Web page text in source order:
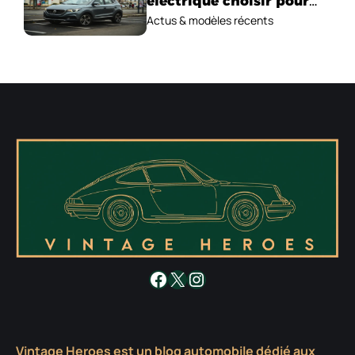
2026 ?
Actus & modèles récents
Facebook
X Instagram
Vintage Heroes est un blog automobile dédié aux